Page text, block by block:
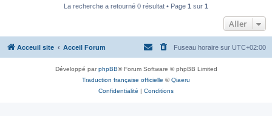
La recherche a retourné 0 résultat • Page 1 sur 1
Aller
Acceuil site Acceil Forum Fuseau horaire sur UTC+02:00
Développé parphpBB® Forum Software © phpBB Limited
Traduction française officielle ©Qiaeru
Confidentialité | Conditions